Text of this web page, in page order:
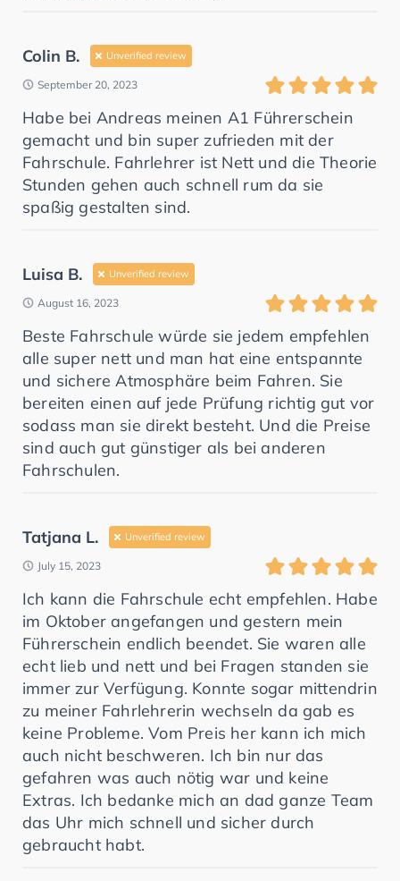
Colin B. Unverified review
September 20, 2023
Habe bei Andreas meinen A1 Führerschein
gemacht und bin super zufrieden mit der
Fahrschule. Fahrlehrer ist Nett und die Theorie
Stunden gehen auch schnell rum da sie
spaßig gestalten sind.
Luisa B. Unverified review
August 16, 2023
Beste Fahrschule würde sie jedem empfehlen
alle super nett und man hat eine entspannte
und sichere Atmosphäre beim Fahren. Sie
bereiten einen auf jede Prüfung richtig gut vor
sodass man sie direkt besteht. Und die Preise
sind auch gut günstiger als bei anderen
Fahrschulen.
Tatjana L. Unverified review
July 15, 2023
Ich kann die Fahrschule echt empfehlen. Habe
im Oktober angefangen und gestern mein
Führerschein endlich beendet. Sie waren alle
echt lieb und nett und bei Fragen standen sie
immer zur Verfügung. Konnte sogar mittendrin
zu meiner Fahrlehrerin wechseln da gab es
keine Probleme. Vom Preis her kann ich mich
auch nicht beschweren. Ich bin nur das
gefahren was auch nötig war und keine
Extras. Ich bedanke mich an dad ganze Team
das Uhr mich schnell und sicher durch
gebraucht habt.